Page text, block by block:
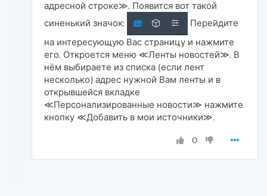
адресной строке≫. Появится вот такой
синенький значок:
Перейдите
на интересующую Вас страницу и нажмите
его. Откроется меню ≪Ленты новостей≫. В
нём выбираете из списка (если лент
несколько) адрес нужной Вам ленты и в
открывшейся вкладке
≪Персонализированные новости≫ нажмите
кнопку ≪Добавить в мои источники≫.
0